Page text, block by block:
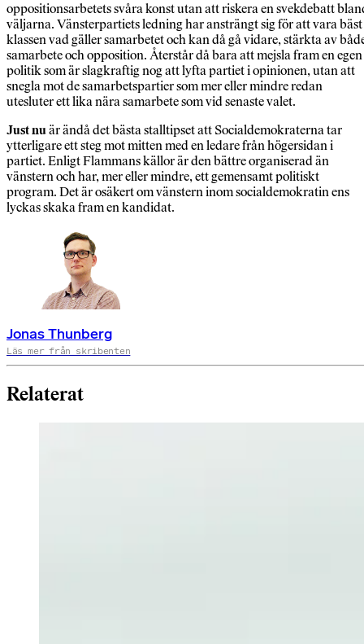
oppositionsarbetets svåra konst utan att riskera en svekdebatt
väljarna. Vänsterpartiets ledning har ansträngt sig för att vara
klassen vad gäller samarbetet och kan då gå vidare, stärkta av
samarbete och opposition. Återstår då bara att mejsla fram en egen
politik som är slagkraftig nog att lyfta partiet i opinionen, utan att
snegla mot de samarbetspartier som mer eller mindre redan
utesluter ett lika nära samarbete som vid senaste valet.
Just nuär ändå det bästa stalltipset att Socialdemokraterna tar
ytterligare ett steg mot mitten med en ledare från högersidan i
partiet. Enligt Flammans källor är den bättre organiserad än
vänstern och har, mer eller mindre, ett gemensamt politiskt
program. Det är osäkert om vänstern inom socialdemokratin ens
lyckas skaka fram en kandidat.
Jonas Thunberg
Läs mer från skribenten
Relaterat